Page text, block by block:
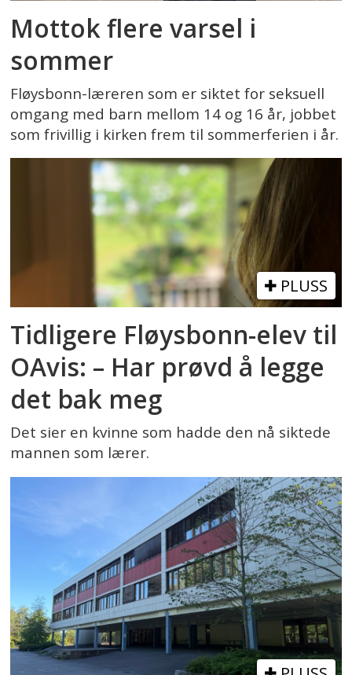
Mottok flere varsel i
sommer
Fløysbonn-læreren som er siktet for seksuell
omgang med barn mellom 14 og 16 år, jobbet
som frivillig i kirken frem til sommerferien i år.
PLUSS
Tidligere Fløysbonn-elev til
OAvis: – Har prøvd å legge
det bak meg
Det sier en kvinne som hadde den nå siktede
mannen som lærer.